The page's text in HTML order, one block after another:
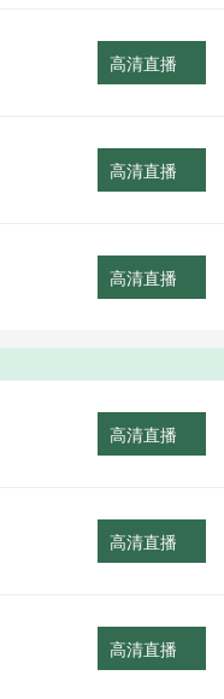
高清直播
高清直播
高清直播
高清直播
高清直播
高清直播